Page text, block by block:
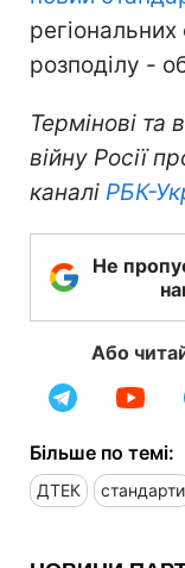
розподілу -
Термінові та
війну Росії
каналі РБК-
Не
Або
Більше по темі:
ДТЕК стандарти